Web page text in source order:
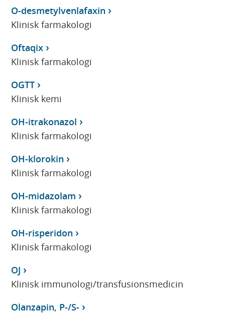
O-desmetylvenlafaxin
Klinisk farmakologi
Oftaqix
Klinisk farmakologi
OGTT
Klinisk kemi
OH-itrakonazol
Klinisk farmakologi
OH-klorokin
Klinisk farmakologi
OH-midazolam
Klinisk farmakologi
OH-risperidon
Klinisk farmakologi
OJ
Klinisk immunologi/transfusionsmedicin
Olanzapin, P-/S-